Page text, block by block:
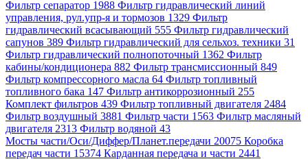
Фильтр сепаратор 1988 Фильтр гидравлический линий
управления, рул.упр-я и тормозов 1329 Фильтр
гидравлический всасывающий 555 Фильтр гидравлический
сапунов 389 Фильтр гидравлический для сельхоз. техники 31
Фильтр гидравлический полнопоточный 1362 Фильтр
кабины/кондиционера 882 Фильтр трансмиссионный 849
Фильтр компрессорного масла 64 Фильтр топливный
топливного бака 147 Фильтр антикоррозионный 255
Комплект фильтров 439 Фильтр топливный двигателя 2484
Фильтр воздушный 3881 Фильтр части 1563 Фильтр масляный
двигателя 2313 Фильтр водяной 43
Мосты части/Оси/Диффер/Планет.передачи 20075 Коробка
передач части 15374 Карданная передача и части 2441